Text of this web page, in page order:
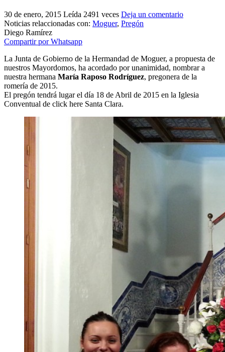
30 de enero, 2015 Leída 2491 veces Deja un comentario
Noticias relaccionadas con: Moguer, Pregón
Diego Ramírez
Compartir por Whatsapp
La Junta de Gobierno de la Hermandad de Moguer, a propuesta de
nuestros Mayordomos, ha acordado por unanimidad, nombrar a
nuestra hermana María Raposo Rodríguez, pregonera de la
romería de 2015.
El pregón tendrá lugar el día 18 de Abril de 2015 en la Iglesia
Conventual de click here Santa Clara.
¿Cuándo es la romería del Rocío?
¿Cuántas hermandades participan en la romería?
¿Cuándo se construyó la primera ermita?
El traslado cada siete años
¿Cuales son los actos principales que se celebran en el
Rocío?
Quiero hacer el camino,¿que tengo que hacer?